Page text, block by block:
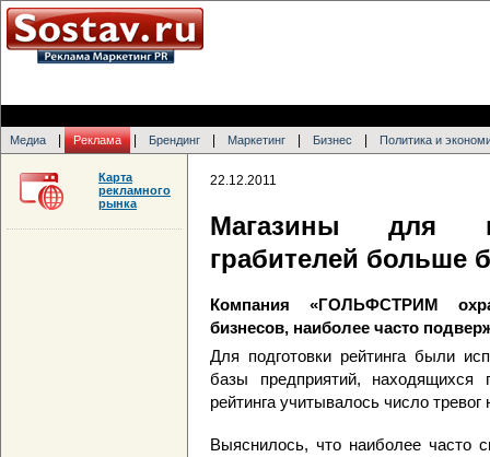
Медиа Реклама Брендинг Маркетинг Бизнес Политика и
22.12.2011
Магазины для
грабителей больше
Компания «ГОЛЬФСТРИМ
бизнесов, наиболее часто
Для подготовки рейтинга были
базы предприятий, находящихся
рейтинга учитывалось число
Выяснилось, что наиболее часто
Карта
рекламного
рынка